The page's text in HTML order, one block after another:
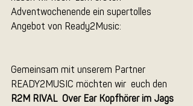
Adventwochenende ein supertolles
Angebot von Ready2Music:
Gemeinsam mit unserem Partner
READY2MUSIC möchten wir  euch den
R2M RIVAL  Over Ear Kopfhörer im Jags